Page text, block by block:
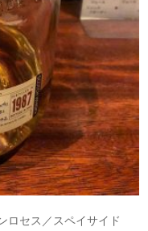
ロセス／スペイサイド